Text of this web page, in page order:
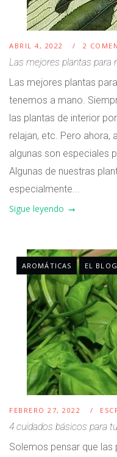
ABRIL 4, 2022 2
Las mejores plantas para
Las mejores plantas
tenemos a mano.
las plantas de interior
relajan, etc. Pero ahora,
algunas son especiales
Algunas de nuestras
especialmente...
Sigue leyendo
AROMÁTICAS EL
FEBRERO 27, 2022
4 cuidados básicos para
Solemos pensar que